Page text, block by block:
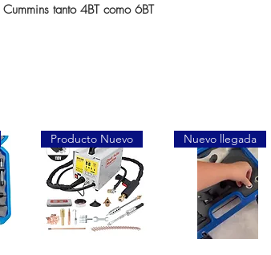
tanto 4BT como 6BT
Producto Nuevo Nuevo llegada